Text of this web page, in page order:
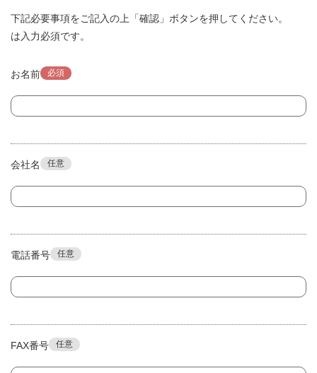
下記必要事項をご記入の上「確認」ボタンを押してください。
は入力必須です。
お名前 必須
会社名 任意
電話番号 任意
FAX番号 任意